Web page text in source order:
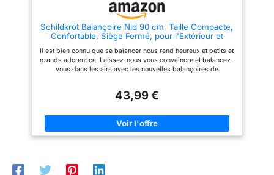
assurent un entretien minimal et
une longue durée de vie.
Schildkröt Balançoire Nid 90 cm, Taille Compacte,
Confortable, Siège Fermé, pour l'Extérieur et
Instructions et Outils, Bleu-Noir
Il est bien connu que se balancer nous rend heureux et petits et
grands adorent ça. Laissez-nous vous convaincre et balancez-
vous dans les airs avec les nouvelles balançoires de
durable (polypropylène) Fournit suffisamment d'espace pour
acier dimensionnellement stables (25 mm x 0,8 mm) ont une
protection contre les chocs et sont reliés les uns aux autres par
des vis Fournit suffisamment d'espace pour se balancer et se
des vis Convient pour une utilisation intérieure et extérieure,
43,99 €